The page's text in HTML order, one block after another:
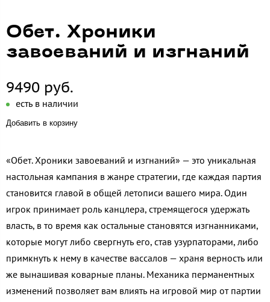
Обет. Хроники
завоеваний и изгнаний
9490 руб.
есть в наличии
Добавить в корзину
«Обет. Хроники завоеваний и изгнаний» — это уникальная
настольная кампания в жанре стратегии, где каждая партия
становится главой в общей летописи вашего мира. Один
игрок принимает роль канцлера, стремящегося удержать
власть, в то время как остальные становятся изгнанниками,
которые могут либо свергнуть его, став узурпаторами, либо
примкнуть к нему в качестве вассалов — храня верность или
же вынашивая коварные планы. Механика перманентных
изменений позволяет вам влиять на игровой мир от партии